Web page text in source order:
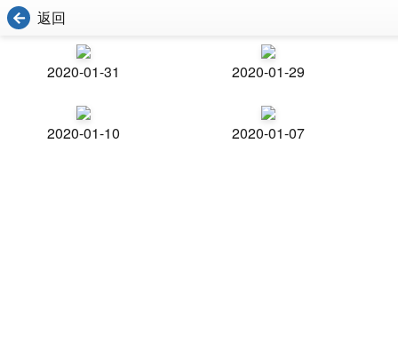
返回
2020-01-31 2020-01-29
2020-01-10 2020-01-07